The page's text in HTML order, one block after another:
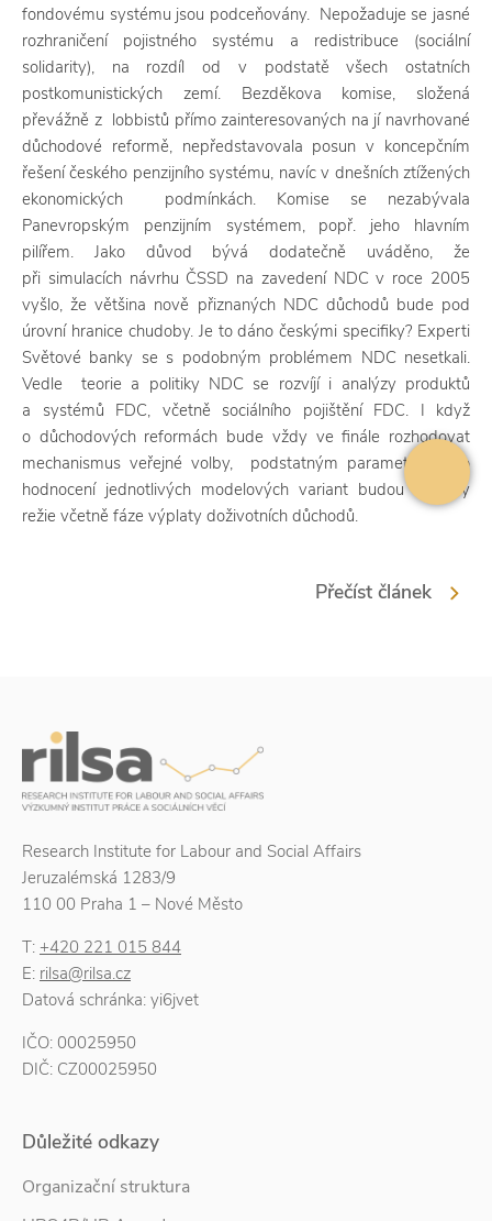
fondovému systému jsou podceňovány. Nepožaduje se jasné
rozhraničení pojistného systému a redistribuce (sociální
solidarity), na rozdíl od v podstatě všech ostatních
postkomunistických zemí. Bezděkova komise, složená
převážně z lobbistů přímo zainteresovaných na jí navrhované
důchodové reformě, nepředstavovala posun v koncepčním
řešení českého penzijního systému, navíc v dnešních ztížených
ekonomických podmínkách. Komise se nezabývala
Panevropským penzijním systémem, popř. jeho hlavním
pilířem. Jako důvod bývá dodatečně uváděno, že
při simulacích návrhu ČSSD na zavedení NDC v roce 2005
vyšlo, že většina nově přiznaných NDC důchodů bude pod
úrovní hranice chudoby. Je to dáno českými specifiky? Experti
Světové banky se s podobným problémem NDC nesetkali.
Vedle teorie a politiky NDC se rozvíjí i analýzy produktů
a systémů FDC, včetně sociálního pojištění FDC. I když
o důchodových reformách bude vždy ve finále rozhodovat
mechanismus veřejné volby, podstatným parametrem pro
hodnocení jednotlivých modelových variant budou náklady
režie včetně fáze výplaty doživotních důchodů.
Přečíst článek
Research Institute for Labour and Social Affairs
Jeruzalémská 1283/9
110 00 Praha 1 – Nové Město
T: +420 221 015 844
E: rilsa@rilsa.cz
Datová schránka: yi6jvet
IČO: 00025950
DIČ: CZ00025950
Důležité odkazy
Organizační struktura